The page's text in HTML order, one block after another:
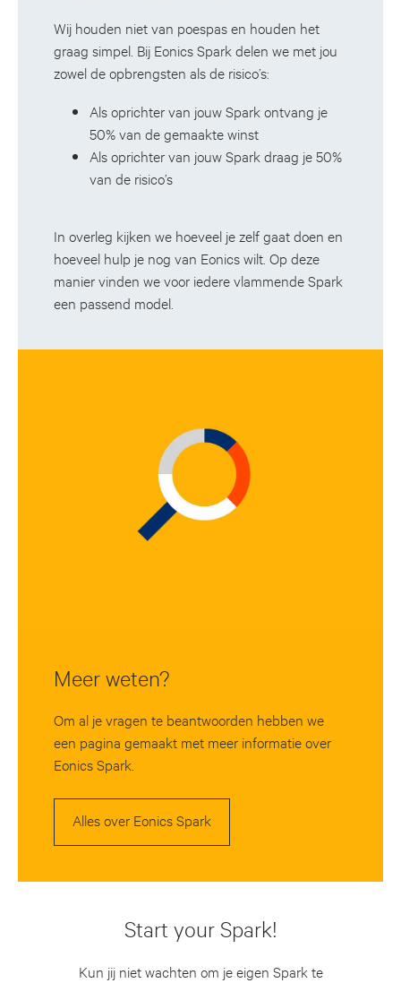
Wij houden niet van poespas en houden het
graag simpel. Bij Eonics Spark delen we met jou
zowel de opbrengsten als de risico’s:
Als oprichter van jouw Spark ontvang je
50% van de gemaakte winst
Als oprichter van jouw Spark draag je 50%
van de risico’s
In overleg kijken we hoeveel je zelf gaat doen en
hoeveel hulp je nog van Eonics wilt. Op deze
manier vinden we voor iedere vlammende Spark
een passend model.
Meer weten?
Om al je vragen te beantwoorden hebben we
een pagina gemaakt met meer informatie over
Eonics Spark.
Alles over Eonics Spark
Start your Spark!
Kun jij niet wachten om je eigen Spark te